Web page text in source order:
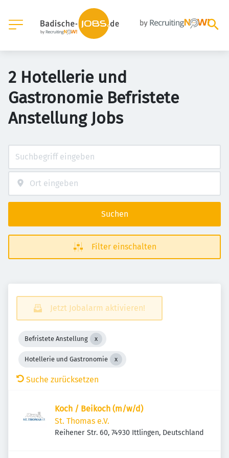
2 Hotellerie und
Gastronomie Befristete
Anstellung Jobs
Suchen
Filter einschalten
Jetzt Jobalarm aktivieren!
Befristete Anstellung
Hotellerie und Gastronomie
Suche zurücksetzen
Koch / Beikoch (m/w/d)
St. Thomas e.V.
Reihener Str. 60, 74930 Ittlingen, Deutschland